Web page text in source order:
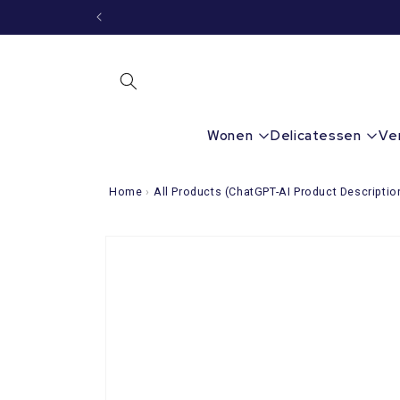
content
Wonen Delicatessen
Home › All Products (ChatGPT-AI Product